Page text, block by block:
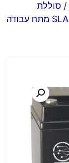
/ סוללת
/ מצבר עופרת SLA מתח עבודה